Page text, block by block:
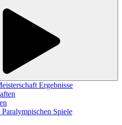
Ergebnisse
Spiele